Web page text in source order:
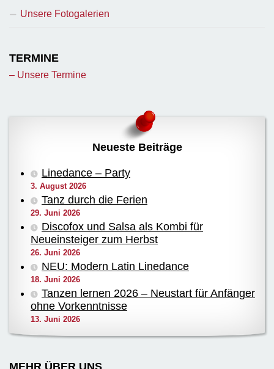
Unsere Fotogalerien
TERMINE
– Unsere Termine
Neueste Beiträge
Linedance – Party
3. August 2026
Tanz durch die Ferien
29. Juni 2026
Discofox und Salsa als Kombi für
Neueinsteiger zum Herbst
26. Juni 2026
NEU: Modern Latin Linedance
18. Juni 2026
Tanzen lernen 2026 – Neustart für Anfänger
ohne Vorkenntnisse
13. Juni 2026